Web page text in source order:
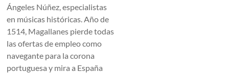
Ángeles Núñez, especialistas
en músicas históricas. Año de
1514, Magallanes pierde todas
las ofertas de empleo como
navegante para la corona
portuguesa y mira a España